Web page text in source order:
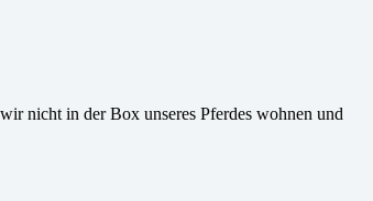
nicht in der Box unseres Pferdes wohnen und